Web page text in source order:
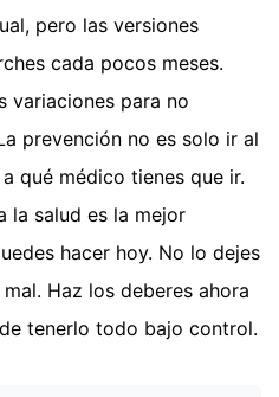
pero las versiones
cada pocos meses.
variaciones para no
prevención no es solo ir al
qué médico tienes que ir.
la salud es la mejor
hacer hoy. No lo dejes
Haz los deberes ahora
tenerlo todo bajo control.